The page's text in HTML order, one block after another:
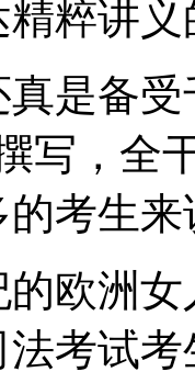
粹讲
备受
写，全
考生
洲女
法考试